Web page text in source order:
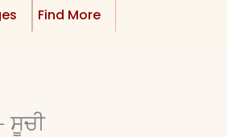
Find More
ਸੂਚੀ